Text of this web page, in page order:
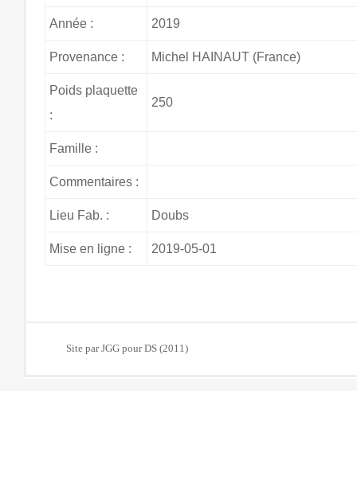
Année : 2019
Provenance : Michel HAINAUT (France)
Poids plaquette
:
250
Famille :
Commentaires :
Lieu Fab. : Doubs
Mise en ligne : 2019-05-01
Site par JGG pour DS (2011)